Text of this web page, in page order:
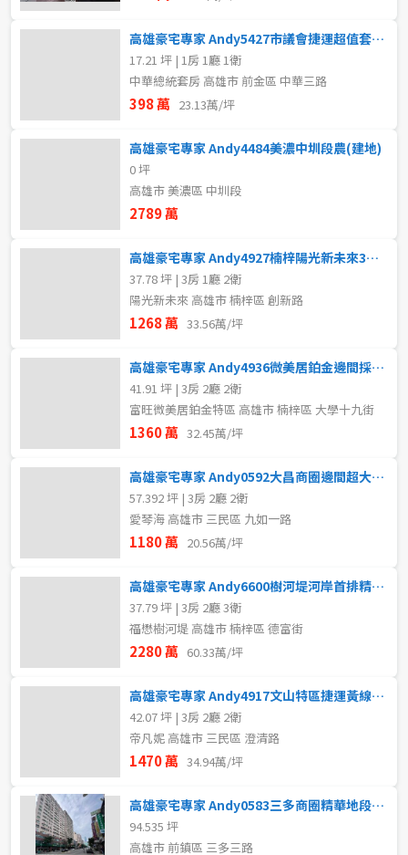
高雄豪宅專家 Andy5427市議會捷運超值套房+平移車位
17.21 坪 | 1房 1廳 1衛
中華總統套房 高雄市 前金區 中華三路
398 萬 23.13萬/坪
高雄豪宅專家 Andy4484美濃中圳段農(建地)
0 坪
高雄市 美濃區 中圳段
2789 萬
高雄豪宅專家 Andy4927楠梓陽光新未來3房+車位
37.78 坪 | 3房 1廳 2衛
陽光新未來 高雄市 楠梓區 創新路
1268 萬 33.56萬/坪
高雄豪宅專家 Andy4936微美居鉑金邊間採光三房車位
41.91 坪 | 3房 2廳 2衛
富旺微美居鉑金特區 高雄市 楠梓區 大學十九街
1360 萬 32.45萬/坪
高雄豪宅專家 Andy0592大昌商圈邊間超大露台大3房
57.392 坪 | 3房 2廳 2衛
愛琴海 高雄市 三民區 九如一路
1180 萬 20.56萬/坪
高雄豪宅專家 Andy6600樹河堤河岸首排精裝樓店平車
37.79 坪 | 3房 2廳 3衛
福懋樹河堤 高雄市 楠梓區 德富街
2280 萬 60.33萬/坪
高雄豪宅專家 Andy4917文山特區捷運黃線邊間三房車位
42.07 坪 | 3房 2廳 2衛
帝凡妮 高雄市 三民區 澄清路
1470 萬 34.94萬/坪
高雄豪宅專家 Andy0583三多商圈精華地段商五賺錢金店面
94.535 坪
高雄市 前鎮區 三多三路